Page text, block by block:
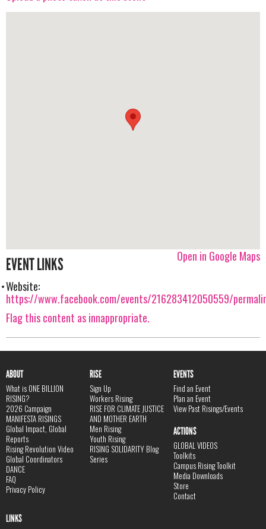
Open in Google Maps
EVENT LINKS
Website:
https://www.facebook.com/events/216283412050559/
Flag this content as innappropriate.
ABOUT
What is ONE BILLION
RISING?
2026 Campaign
MANIFESTA RISINGS
Global Impact, Global
Reports
Rising Revolution Video
Global Coordinators
DANCE
FAQ
Privacy Policy
RISE
Sign Up
Workers Rising
RISE FOR CLIMATE JUSTICE
AND MOTHER EARTH
Men Rising
Youth Rising
RISING SOLIDARITY Blog
Series
EVENTS
Find an Event
Plan an Event
View Past Risings/Events
ACTIONS
GLOBAL VIDEOS
Toolkits
Campus Rising Toolkit
Media Downloads
Store
Contact
LINKS